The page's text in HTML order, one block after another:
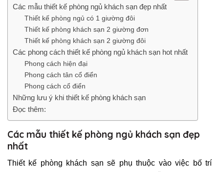
Các mẫu thiết kế phòng ngủ khách sạn đẹp nhất
Thiết kế phòng ngủ có 1 giường đôi
Thiết kế phòng khách sạn 2 giường đơn
Thiết kế phòng khách sạn 2 giường đôi
Các phong cách thiết kế phòng ngủ khách sạn hot nhất
Phong cách hiện đại
Phong cách tân cổ điển
Phong cách cổ điển
Những lưu ý khi thiết kế phòng khách sạn
Đọc thêm:
Các mẫu thiết kế phòng ngủ khách sạn đẹp
nhất
Thiết kế phòng khách sạn sẽ phụ thuộc vào việc bố trí